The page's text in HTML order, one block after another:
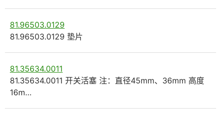
81.96503.0129
81.96503.0129 垫片
81.35634.0011
81.35634.0011 开关活塞 注：直径45mm、36mm 高度
16m…